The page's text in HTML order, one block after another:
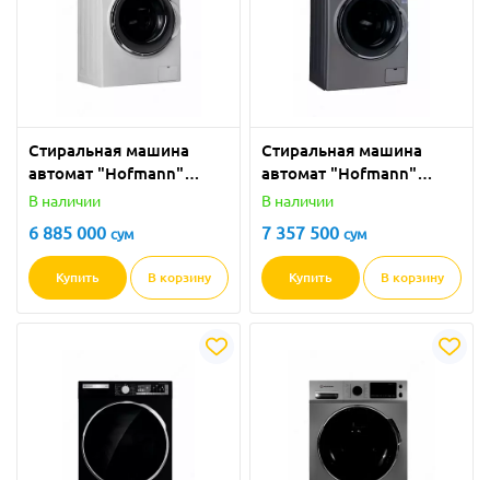
Стиральная машина
автомат "Hofmann"
НW814-2TDW/HF (Белая)
В наличии
6 885 000 сум
Купить В корзину
Стиральная машина
автомат "Hofmann"
НW814-2TDDG/HF
В наличии
7 357 500 сум
Купить В корзину